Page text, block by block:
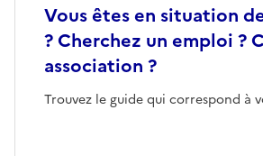
Vous êtes en situation
? Cherchez un emploi ?
association ?
Trouvez le guide qui correspond à